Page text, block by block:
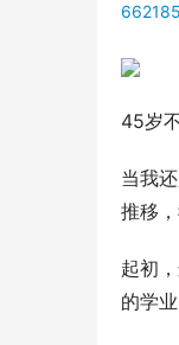
45岁
当我
推移
起初
的学